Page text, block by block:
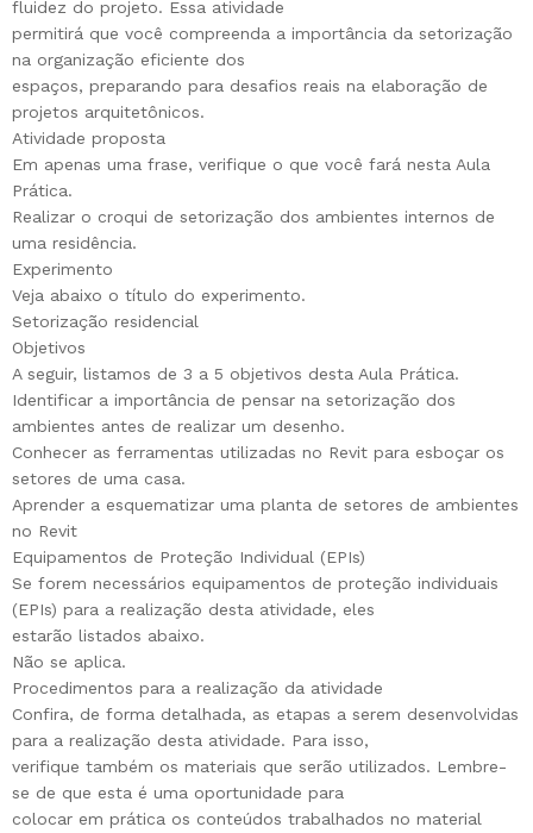
fluidez do projeto. Essa atividade
permitirá que você compreenda a importância da setorização
na organização eficiente dos
espaços, preparando para desafios reais na elaboração de
projetos arquitetônicos.
Atividade proposta
Em apenas uma frase, verifique o que você fará nesta Aula
Prática.
Realizar o croqui de setorização dos ambientes internos de
uma residência.
Experimento
Veja abaixo o título do experimento.
Setorização residencial
Objetivos
A seguir, listamos de 3 a 5 objetivos desta Aula Prática.
Identificar a importância de pensar na setorização dos
ambientes antes de realizar um desenho.
Conhecer as ferramentas utilizadas no Revit para esboçar os
setores de uma casa.
Aprender a esquematizar uma planta de setores de ambientes
no Revit
Equipamentos de Proteção Individual (EPIs)
Se forem necessários equipamentos de proteção individuais
(EPIs) para a realização desta atividade, eles
estarão listados abaixo.
Não se aplica.
Procedimentos para a realização da atividade
Confira, de forma detalhada, as etapas a serem desenvolvidas
para a realização desta atividade. Para isso,
verifique também os materiais que serão utilizados. Lembre-
se de que esta é uma oportunidade para
colocar em prática os conteúdos trabalhados no material